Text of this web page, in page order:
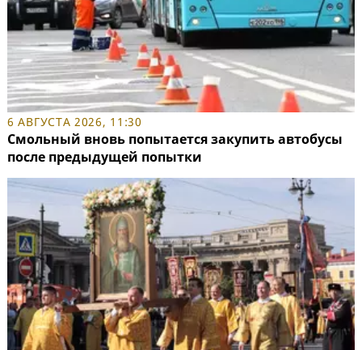
6 АВГУСТА 2026, 11:30
Смольный вновь попытается закупить автобусы
после предыдущей попытки